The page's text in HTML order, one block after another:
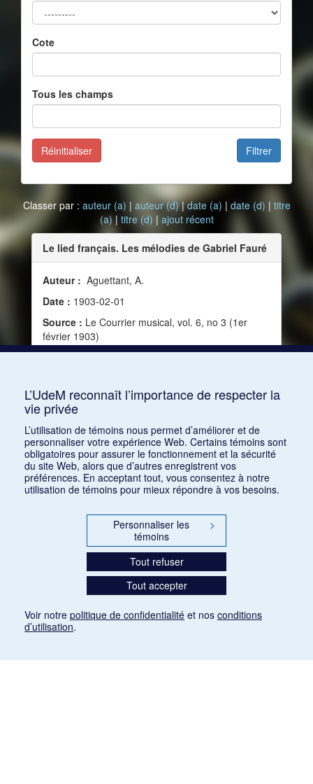
Cote
Tous les champs
Filtrer
Réinitialiser
Classer par : auteur (a) | auteur (d)|date (a) | date (d) | titre
(a)| titre (d) | ajout récent
Le lied français. Les mélodies de Gabriel Fauré
Auteur : Aguettant, A.
Date : 1903-02-01
Source : Le Courrier musical, vol. 6, no 3 (1er
février 1903)
L’UdeM reconnaît l’importance de respecter la
vie privée
L’utilisation de témoins nous permet d’améliorer et de
personnaliser votre expérience Web. Certains témoins sont
obligatoires pour assurer le fonctionnement et la sécurité
du site Web, alors que d’autres enregistrent vos
préférences. En acceptant tout, vous consentez à notre
utilisation de témoins pour mieux répondre à vos besoins.
Personnaliser les
témoins
>
Tout refuser
Tout accepter
Voir notre politique de confidentialité et nos conditions
d’utilisation.